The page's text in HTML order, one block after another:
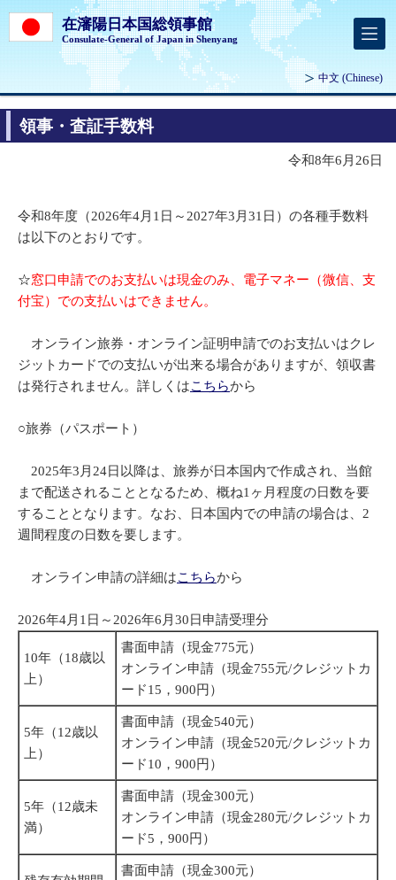
在瀋陽日本国総領事館
Consulate-General of Japan in Shenyang
中文 (Chinese)
領事・査証手数料
令和8年6月26日
令和8年度（2026年4月1日～2027年3月31日）の各種手数料
は以下のとおりです。
☆窓口申請でのお支払いは現金のみ、電子マネー（微信、支
付宝）での支払いはできません。
オンライン旅券・オンライン証明申請でのお支払いはクレ
ジットカードでの支払いが出来る場合がありますが、領収書
は発行されません。詳しくはこちらから
○旅券（パスポート）
2025年3月24日以降は、旅券が日本国内で作成され、当館
まで配送されることとなるため、概ね1ヶ月程度の日数を要
することとなります。なお、日本国内での申請の場合は、2
週間程度の日数を要します。
オンライン申請の詳細はこちらから
2026年4月1日～2026年6月30日申請受理分
10年（18歳以
上）
書面申請（現金775元）
オンライン申請（現金755元/クレジットカ
ード15，900円）
5年（12歳以
上）
書面申請（現金540元）
オンライン申請（現金520元/クレジットカ
ード10，900円）
5年（12歳未
満）
書面申請（現金300元）
オンライン申請（現金280元/クレジットカ
ード5，900円）
書面申請（現金300元）